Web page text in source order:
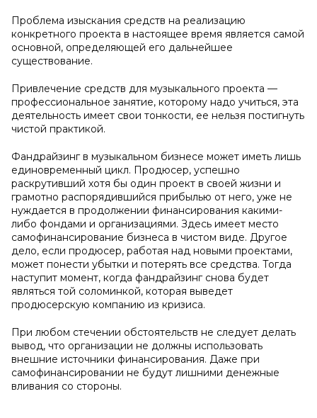
Проблема изыскания средств на реализацию
конкретного проек­та в настоящее время является самой
основной, определяющей его дальнейшее
существование.
Привлечение средств для музыкального проекта —
профессио­нальное занятие, которому надо учиться, эта
деятельность имеет свои тонкости, ее нельзя постигнуть
чистой практикой.
Фандрайзинг в музыкальном бизнесе может иметь лишь
едино­временный цикл. Продюсер, успешно
раскрутивший хотя бы один проект в своей жизни и
грамотно распорядившийся прибылью от него, уже не
нуждается в продолжении финансирования какими-
либо фондами и организациями. Здесь имеет место
самофинанси­рование бизнеса в чистом виде. Другое
дело, если продюсер, рабо­тая над новыми проектами,
может понести убытки и потерять все средства. Тогда
наступит момент, когда фандрайзинг снова будет
являться той соломинкой, которая выведет
продюсерскую компа­нию из кризиса.
При любом стечении обстоятельств не следует делать
вывод, что организации не должны использовать
внешние источники финанси­рования. Даже при
самофинансировании не будут лишними денеж­ные
вливания со стороны.